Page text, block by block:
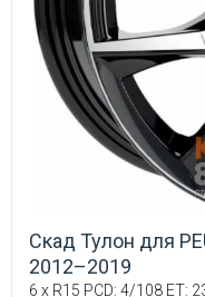
Скад Тулон для
2012–2019
6 x R15 PCD: 4/108 ET: